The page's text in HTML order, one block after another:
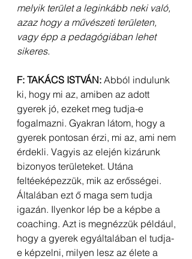
melyik terület a leginkább neki való,
azaz hogy a művészeti területen,
vagy épp a pedagógiában lehet
sikeres.
F: TAKÁCS ISTVÁN: Abból indulunk
ki, hogy mi az, amiben az adott
gyerek jó, ezeket meg tudja-e
fogalmazni. Gyakran látom, hogy a
gyerek pontosan érzi, mi az, ami nem
érdekli. Vagyis az elején kizárunk
bizonyos területeket. Utána
feltéeképezzük, mik az erősségei.
Általában ezt ő maga sem tudja
igazán. Ilyenkor lép be a képbe a
coaching. Azt is megnézzük például,
hogy a gyerek egyáltalában el tudja-
e képzelni, milyen lesz az élete a